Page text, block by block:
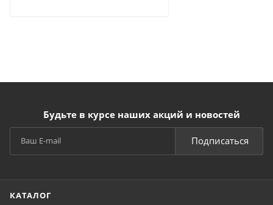
Будьте в курсе наших акций и новостей
Подписаться
КАТАЛОГ